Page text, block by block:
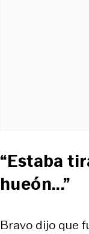
“Estaba
hueón...”
Bravo dijo que